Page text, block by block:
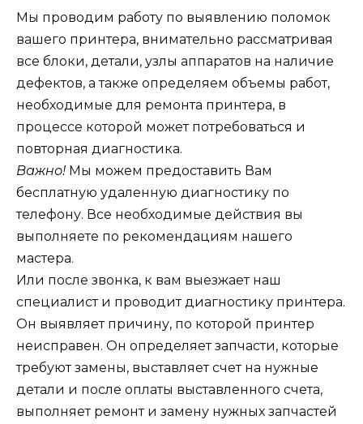
Мы проводим работу по выявлению поломок
вашего принтера, внимательно рассматривая
все блоки, детали, узлы аппаратов на наличие
дефектов, а также определяем объемы работ,
необходимые для ремонта принтера, в
процессе которой может потребоваться и
повторная диагностика.
Важно! Мы можем предоставить Вам
бесплатную удаленную диагностику по
телефону. Все необходимые действия вы
выполняете по рекомендациям нашего
мастера.
Или после звонка, к вам выезжает наш
специалист и проводит диагностику принтера.
Он выявляет причину, по которой принтер
неисправен. Он определяет запчасти, которые
требуют замены, выставляет счет на нужные
детали и после оплаты выставленного счета,
выполняет ремонт и замену нужных запчастей